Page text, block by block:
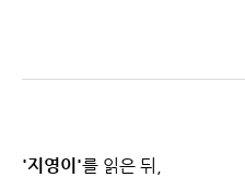
'지영이'를 읽은 뒤,